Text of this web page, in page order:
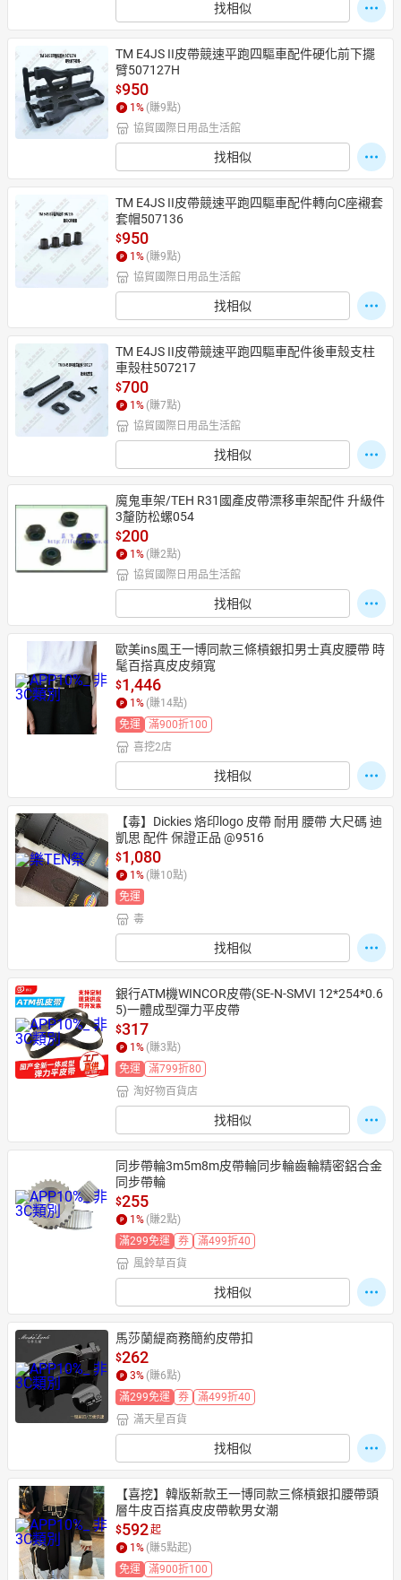
找相似
TM E4JS II皮帶競速平跑四驅車配件硬化前下擺
臂507127H
$950
1 % (賺9點)
協貿國際日用品生活館
找相似
TM E4JS II皮帶競速平跑四驅車配件轉向C座襯套
套帽507136
$950
1 % (賺9點)
協貿國際日用品生活館
找相似
TM E4JS II皮帶競速平跑四驅車配件後車殼支柱
車殼柱507217
$700
1 % (賺7點)
協貿國際日用品生活館
找相似
魔鬼車架/TEH R31國產皮帶漂移車架配件 升級件
3釐防松螺054
$200
1 % (賺2點)
協貿國際日用品生活館
找相似
歐美ins風王一博同款三條槓銀扣男士真皮腰帶 時
髦百搭真皮皮頻寬
$1,446
1 % (賺14點)
免運
滿900折100
喜挖2店
找相似
【毒】Dickies 烙印logo 皮帶 耐用 腰帶 大尺碼 迪
凱思 配件 保證正品 @9516
$1,080
1 % (賺10點)
免運
毒
找相似
銀行ATM機WINCOR皮帶(SE-N-SMVI 12*254*0.6
5)一體成型彈力平皮帶
$317
1 % (賺3點)
免運
滿799折80
淘好物百貨店
找相似
同步帶輪3m5m8m皮帶輪同步輪齒輪精密鋁合金
同步帶輪
$255
1 % (賺2點)
滿299免運
券
滿499折40
風鈴草百貨
找相似
馬莎蘭緹商務簡約皮帶扣
$262
3% (賺6點)
滿299免運
券
滿499折40
滿天星百貨
找相似
【喜挖】韓版新款王一博同款三條槓銀扣腰帶頭
層牛皮百搭真皮皮帶軟男女潮
$592起
1 % (賺5點起)
免運
滿900折100